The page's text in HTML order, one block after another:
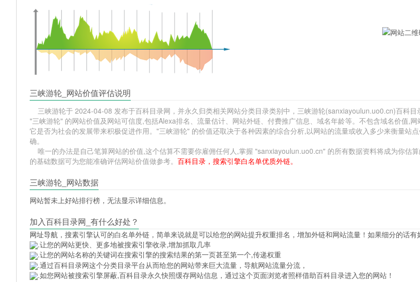
三峡游轮_网站价值评估说明
三峡游轮于 2024-04-08 发布于百科目录网，并永久归类相关网站分类目录类别中，三峡游轮(sanxiayoulun.uo0.cn)百科目
"三峡游轮" 的网站价值及网站可信度,包括Alexa排名、流量估计、网站外链、付费推广信息、域名年龄等。不包含域名价值,网
它是否为社会的发展带来积极促进作用。"三峡游轮" 的价值还取决于各种因素的综合分析,以网站的流量或收入多少来衡量站
确。
唯一的办法是自己笔算网站的价值,这个估算不需要你雇佣任何人,掌握 "sanxiayoulun.uo0.cn" 的所有数据资料将成为你估
的基础数据可为您能准确评估网站价值做参考。百科目录，搜索引擎白名单优质外链。
三峡游轮_网站数据
网站暂未上好站排行榜，无法显示详细信息。
加入百科目录网_有什么好处？
网址导航 ，搜素引擎认可的白名单外链，简单来说就是可以给您的网站提升权重排名，增加外链和网站流量！如果细分的话有
.让您的网站更快、更多地被搜索引擎收录,增加抓取几率
.让您的网站名称的关键词在搜索引擎的搜索结果的第一页甚至第一个,传递权重
.通过百科目录网这个分类目录平台从而给您的网站带来巨大流量，导航网站流量分流，
.如您网站被搜索引擎屏蔽,百科目录永久快照缓存网站信息，通过这个页面浏览者照样借助百科目录进入您的网站！